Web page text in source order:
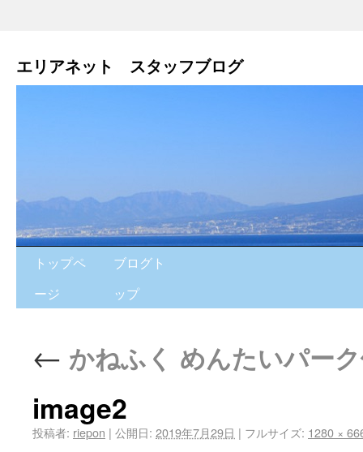
エリアネット スタッフブログ
トップペ
ージ
ブログト
ップ
← かねふく めんたいパー
image2
投稿者: riepon | 公開日: 2019年7月29日 | フルサイズ: 1280 ×